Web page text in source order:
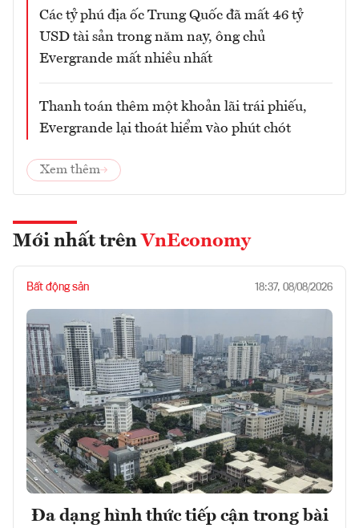
Các tỷ phú địa ốc Trung Quốc đã mất 46 tỷ
USD tài sản trong năm nay, ông chủ
Evergrande mất nhiều nhất
Thanh toán thêm một khoản lãi trái phiếu,
Evergrande lại thoát hiểm vào phút chót
Xem thêm
Mới nhất trên VnEconomy
Bất động sản 18:37, 08/08/2026
Đa dạng hình thức tiếp cận trong bài